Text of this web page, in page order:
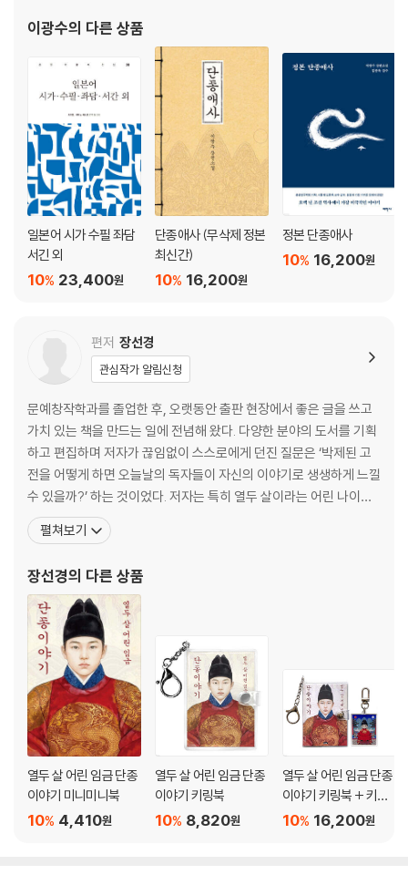
시와 평론 등을 발표하기 시작했다. 와세다대학 철학과에
이광수의 다른 상품
일본어 시가 수필 좌담
서긴 외
23,400원
10%
단종애사 (무삭제 정본
최신간)
16,200원
10%
정본 단종애사
16,200원
10%
편저 장선경
관심작가 알림신청
문예창작학과를 졸업한 후, 오랫동안 출판 현장에서 좋은 글을 쓰고
가치 있는 책을 만드는 일에 전념해 왔다. 다양한 분야의 도서를 기획
하고 편집하며 저자가 끊임없이 스스로에게 던진 질문은 ‘박제된 고
전을 어떻게 하면 오늘날의 독자들이 자신의 이야기로 생생하게 느낄
수 있을까?’ 하는 것이었다. 저자는 특히 열두 살이라는 어린 나이에
역사의 소용돌이에 휘말려 무거운 운명을 짊어져야 했던 단종의 삶에
깊이 주목해 왔다. 이번 『단종애사』 무삭제 현대어 편역 작업은 그간
자로서의 탁월한 서사적 감수성과 수많은
펼쳐보기
장선경의 다른 상품
열두 살 어린 임금 단종
이야기 미니미니북
4,410원
10%
열두 살 어린 임금 단종
이야기 키링북
8,820원
10%
열두 살 어린 임금 단종
이야기 키링북 + 키링
세트 16,200원
10%